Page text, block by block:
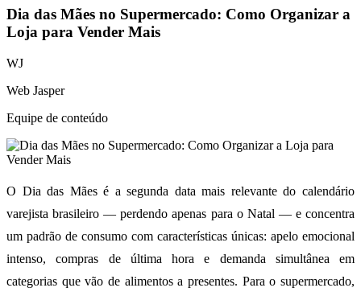
Dia das Mães no Supermercado: Como Organizar a
Loja para Vender Mais
WJ
Web Jasper
Equipe de conteúdo
O Dia das Mães é a segunda data mais relevante do calendário
varejista brasileiro — perdendo apenas para o Natal — e concentra
um padrão de consumo com características únicas: apelo emocional
intenso, compras de última hora e demanda simultânea em
categorias que vão de alimentos a presentes. Para o supermercado,